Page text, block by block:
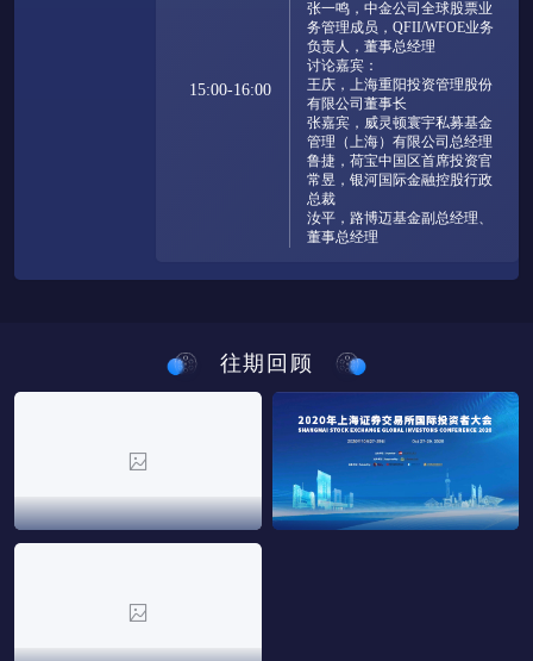
15:00-16:00
张一鸣，中金公司全球股票业
务管理成员，QFII/WFOE业务
负责人，董事总经理
讨论嘉宾：
王庆，上海重阳投资管理股份
有限公司董事长
张嘉宾，威灵顿寰宇私募基金
管理（上海）有限公司总经理
鲁捷，荷宝中国区首席投资官
常昱，银河国际金融控股行政
总裁
汝平，路博迈基金副总经理、
董事总经理
往期回顾